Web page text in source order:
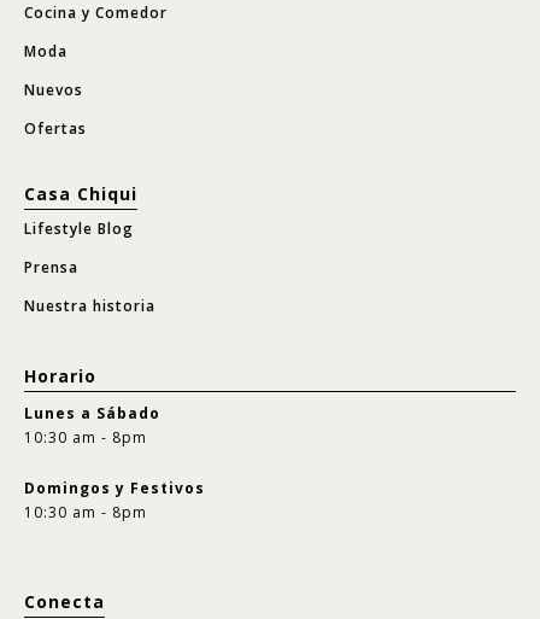
Cocina y Comedor
Moda
Nuevos
Ofertas
Casa Chiqui
Lifestyle Blog
Prensa
Nuestra historia
Horario
Lunes a Sábado
10:30 am - 8pm
Domingos y Festivos
10:30 am - 8pm
Conecta